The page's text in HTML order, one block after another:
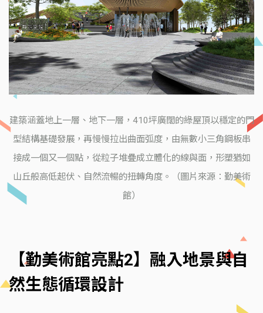
建築涵蓋地上一層、地下一層，410坪廣闊的綠屋頂以穩定的門
型結構基礎發展，再慢慢拉出曲面弧度，由無數小三角鋼板串
接成一個又一個點，從粒子堆疊成立體化的線與面，形塑猶如
山丘般高低起伏、自然流暢的扭轉角度。（圖片來源：勤美術
館）
【勤美術館亮點2】融入地景與自
然生態循環設計